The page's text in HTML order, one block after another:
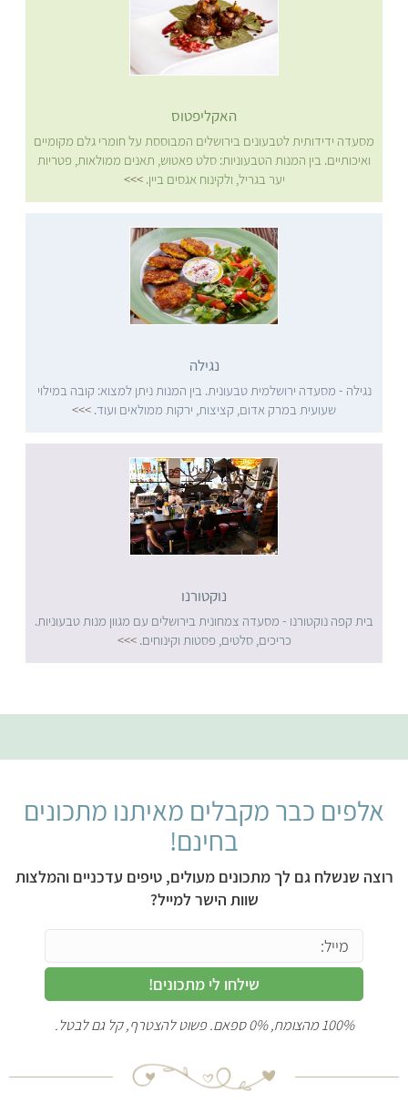
האקליפטוס
מסעדה ידידותית לטבעונים בירושלים המבוססת על חומרי גלם מקומיים
ואיכותיים. בין המנות הטבעוניות: סלט פאטוש, תאנים ממולאות, פטריות
יער בגריל, ולקינוח אגסים ביין.>>>
נגילה
נגילה - מסעדה ירושלמית טבעונית. בין המנות ניתן למצוא: קובה במילוי
שעועית במרק אדום, קציצות, ירקות ממולאים ועוד. >>>
נוקטורנו
בית קפה נוקטורנו - מסעדה צמחונית בירושלים עם מגוון מנות טבעוניות.
כריכים, סלטים, פסטות וקינוחים.>>>
אלפים כבר מקבלים מאיתנו מתכונים
בחינם!
רוצה שנשלח גם לך מתכונים מעולים, טיפים עדכניים והמלצות
שוות הישר למייל?
שילחו לי מתכונים!
100% מהצומח, 0% ספאם. פשוט להצטרף, קל גם לבטל.